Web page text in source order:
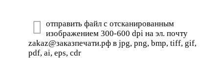
отправить файл с отсканированным
изображением 300-600 dpi на эл. почту
zakaz@заказпечати.рф в jpg, png, bmp, tiff, gif,
pdf, ai, eps, cdr